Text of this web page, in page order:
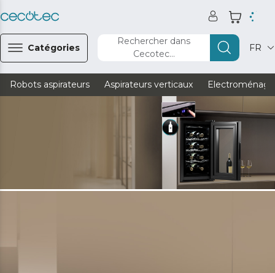
Catégories
Rechercher dans
Cecotec...
FR
Robots aspirateurs Aspirateurs verticaux